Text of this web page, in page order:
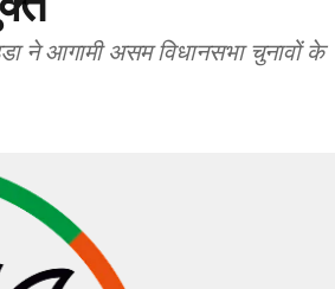
ने आगामी असम विधानसभा चुनावों के